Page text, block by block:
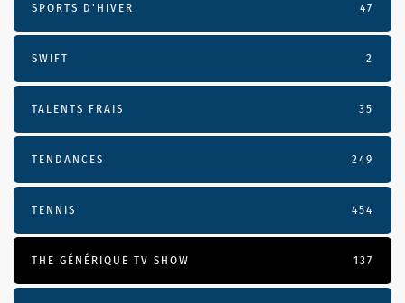
SPORTS D'HIVER 47
SWIFT 2
TALENTS FRAIS 35
TENDANCES 249
TENNIS 454
THE GÉNÉRIQUE TV SHOW 137